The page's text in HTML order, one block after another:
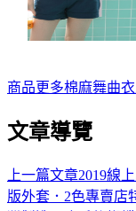
商品更多棉麻舞曲
文章導覽
上一篇文章2019線
版外套．2色專賣店